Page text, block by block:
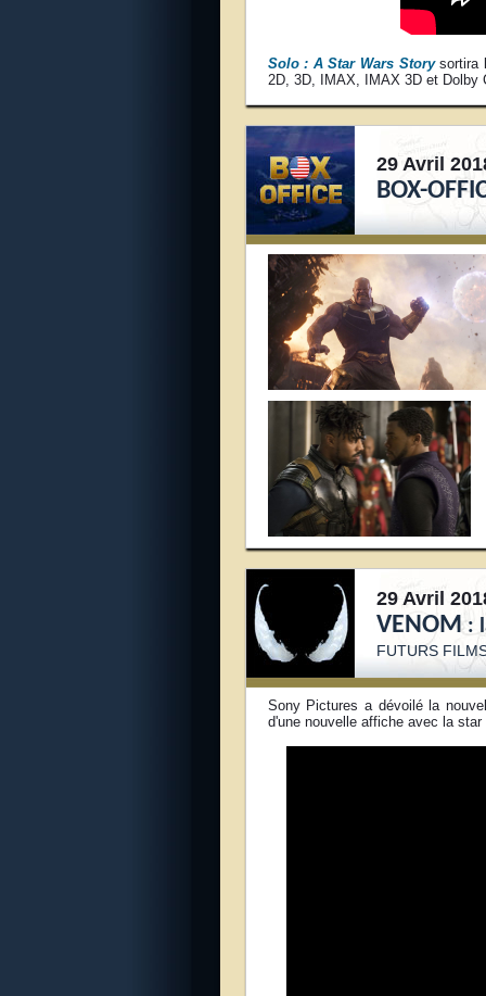
Solo : A Star Wars Storysortira
2D, 3D, IMAX, IMAX 3D et Dolby
29 Avril
BOX-
29 Avril
VENOM:
FUTURS
Sony Pictures a dévoilé la
d'une nouvelle affiche avec la